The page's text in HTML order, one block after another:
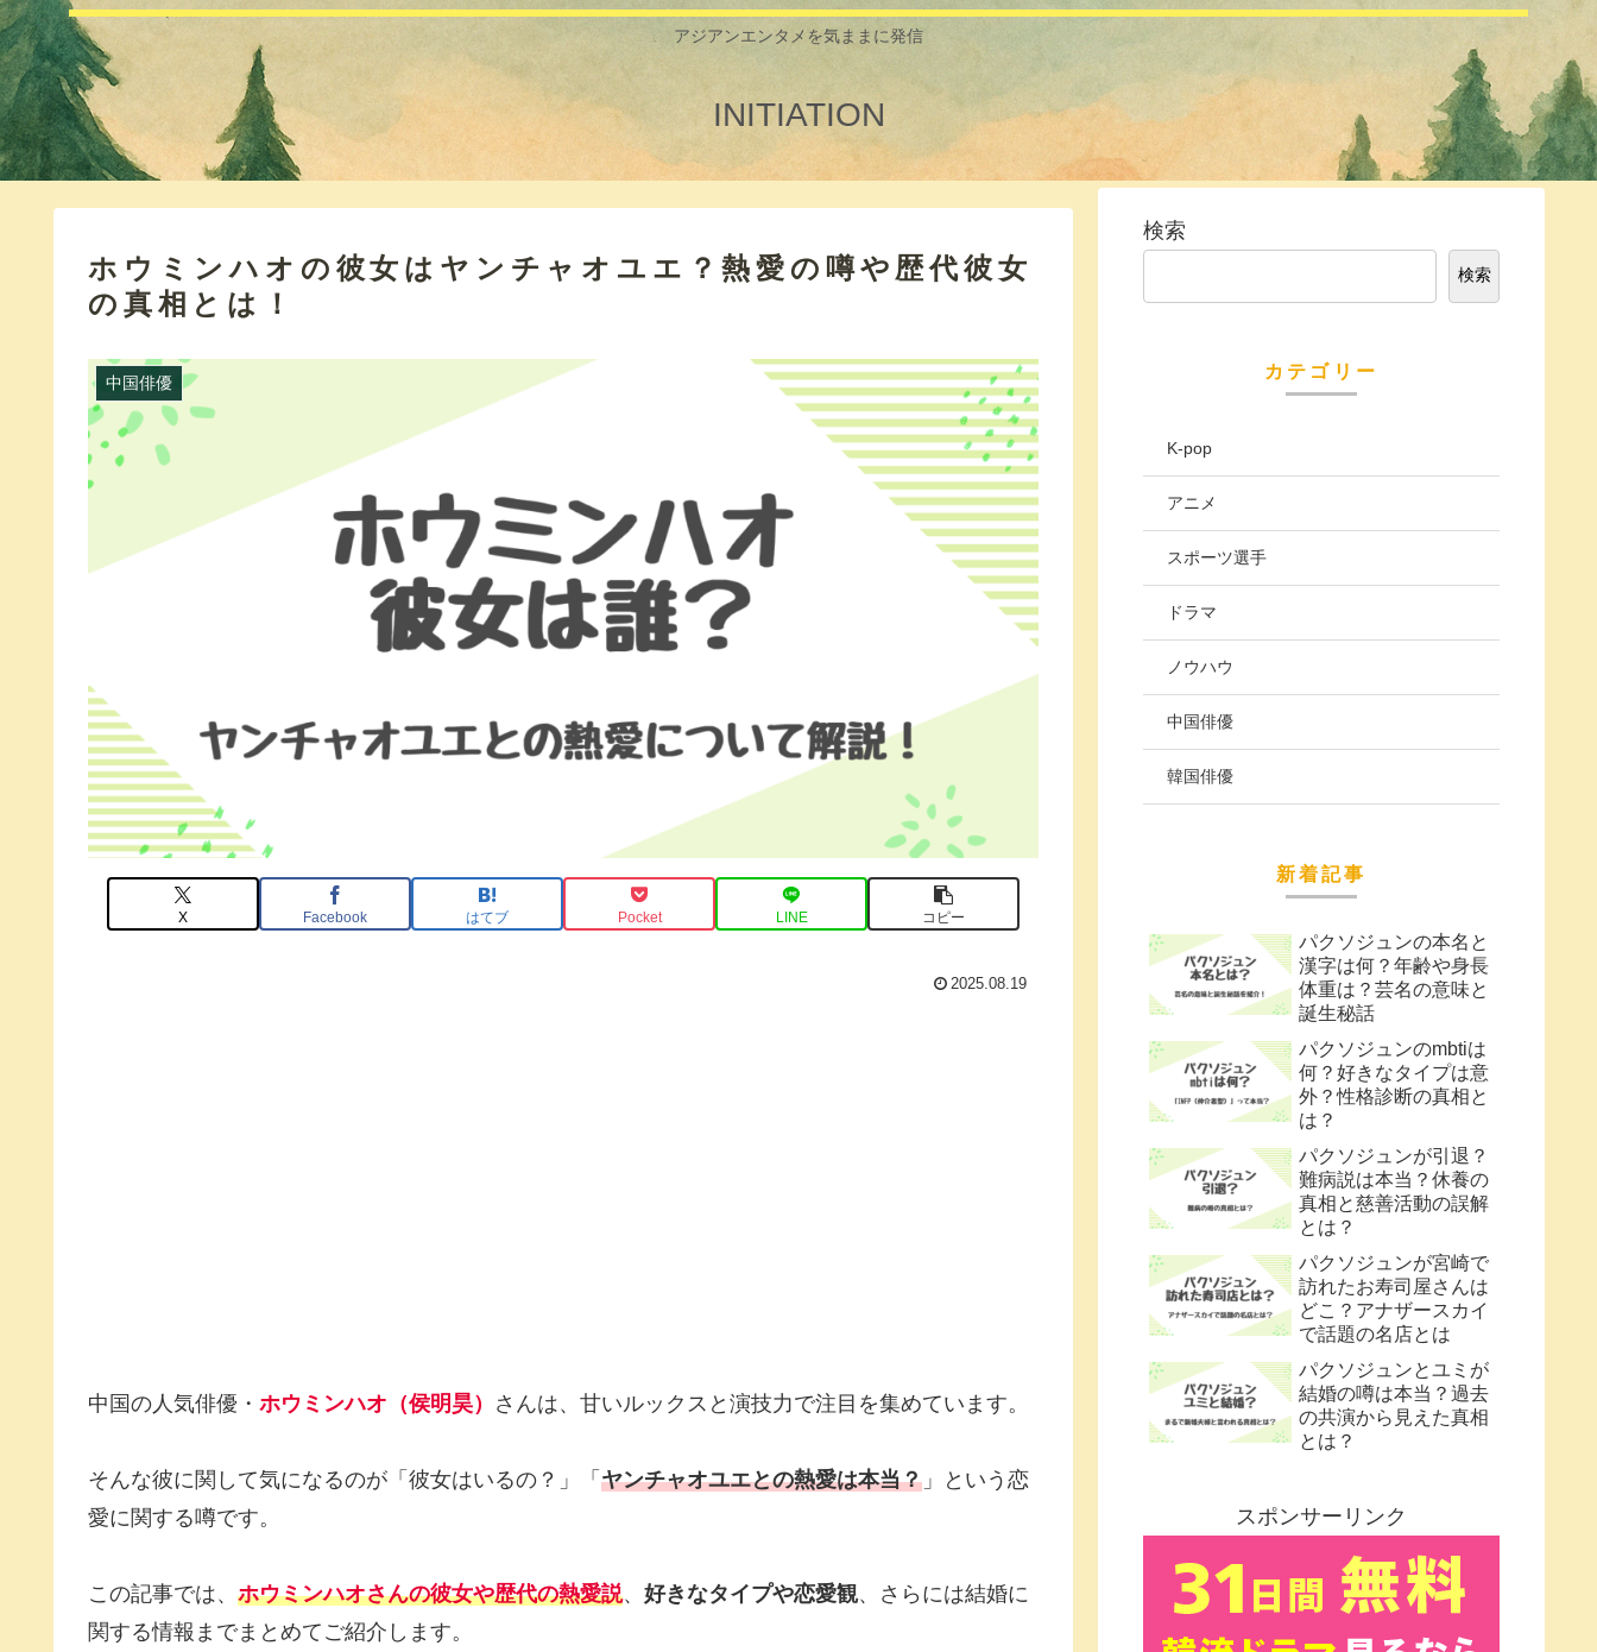
アジアンエンタメを気ままに発信
INITIATION
ホウミンハオの彼女はヤンチャオユエ？熱愛の噂や歴代彼女
の真相とは！
中国俳優
X Facebook はてブ Pocket LINE コピー
2025.08.19
中国の人気俳優・ ホウミンハオ（侯明昊） さんは、甘いルックスと演技力で注目を集めています。
そんな彼に関して気になるのが「彼女はいるの？」「 ヤンチャオユエとの熱愛は本当？ 」という恋
愛に関する噂です。
この記事では、 ホウミンハオさんの彼女や歴代の熱愛説、 好きなタイプや恋愛観、さらには結婚に
関する情報までまとめてご紹介します。
検索
検索
カテゴリー
K-pop
アニメ
スポーツ選手
ドラマ
ノウハウ
中国俳優
韓国俳優
新着記事
パクソジュンの本名と
漢字は何？年齢や身長
体重は？芸名の意味と
誕生秘話
パクソジュンのmbtiは
何？好きなタイプは意
外？性格診断の真相と
は？
パクソジュンが引退？
難病説は本当？休養の
真相と慈善活動の誤解
とは？
パクソジュンが宮崎で
訪れたお寿司屋さんは
どこ？アナザースカイ
で話題の名店とは
パクソジュンとユミが
結婚の噂は本当？過去
の共演から見えた真相
とは？
スポンサーリンク